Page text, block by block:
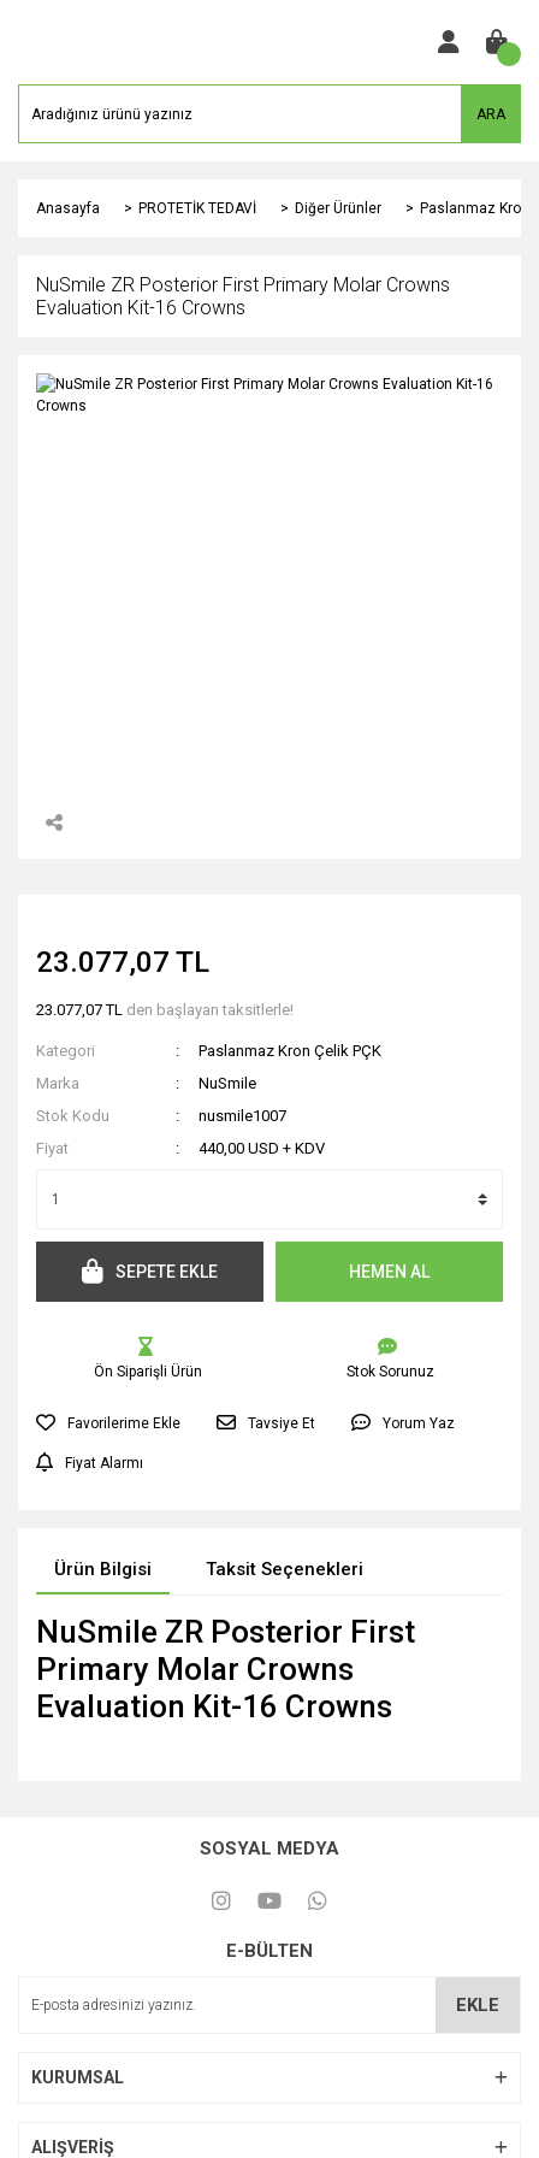
ARA
Anasayfa PROTETİK TEDAVİ Diğer Ürünler Paslanmaz Kron
NuSmile ZR Posterior First Primary Molar Crowns
Evaluation Kit-16 Crowns
23.077,07 TL
23.077,07 TL den başlayan taksitlerle!
Kategori
Paslanmaz Kron Çelik PÇK
Marka
NuSmile
Stok Kodu
nusmile1007
Fiyat
440,00 USD + KDV
SEPETE EKLE HEMEN AL
Ön Siparişli Ürün Stok Sorunuz
Tavsiye Et Yorum Yaz
Fiyat Alarmı
Ürün Bilgisi Taksit Seçenekleri
NuSmile ZR Posterior First
Primary Molar Crowns
Evaluation Kit-16 Crowns
SOSYAL MEDYA
E-BÜLTEN
EKLE
KURUMSAL
ALIŞVERİŞ